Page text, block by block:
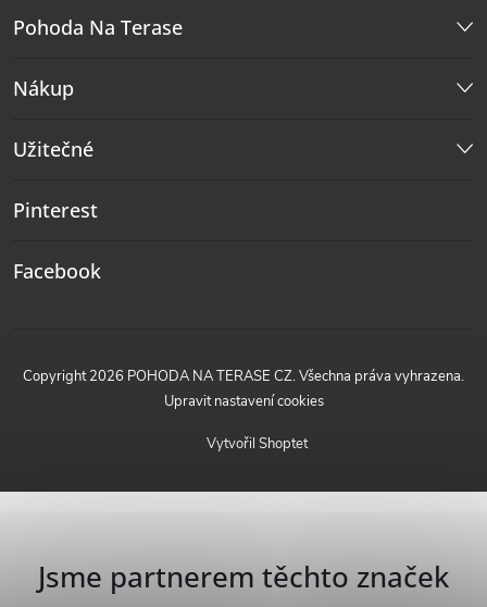
Pohoda Na Terase
Nákup
Užitečné
Pinterest
Facebook
Vytvořil Shoptet
Copyright 2026 POHODA NA TERASE CZ. Všechna práva vyhrazena.
Upravit nastavení cookies
Jsme partnerem těchto značek